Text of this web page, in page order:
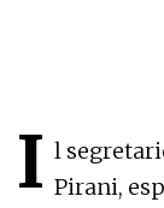
I l
Pirani,